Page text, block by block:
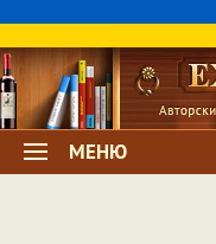
МЕНЮ